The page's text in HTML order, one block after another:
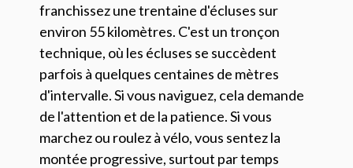
franchissez une trentaine d'écluses sur
environ 55 kilomètres. C'est un tronçon
technique, où les écluses se succèdent
parfois à quelques centaines de mètres
d'intervalle. Si vous naviguez, cela demande
de l'attention et de la patience. Si vous
marchez ou roulez à vélo, vous sentez la
montée progressive, surtout par temps